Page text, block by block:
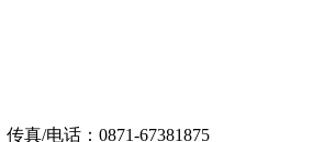
传真/电话：0871-67381875